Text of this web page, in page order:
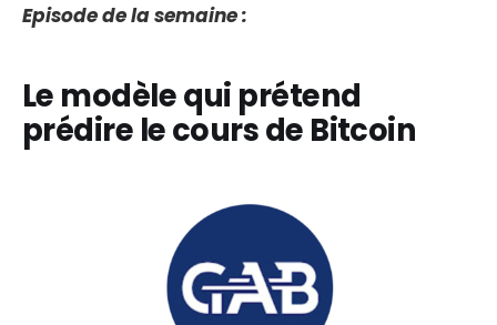
Episode de la semaine :
Le modèle qui prétend
prédire le cours de Bitcoin